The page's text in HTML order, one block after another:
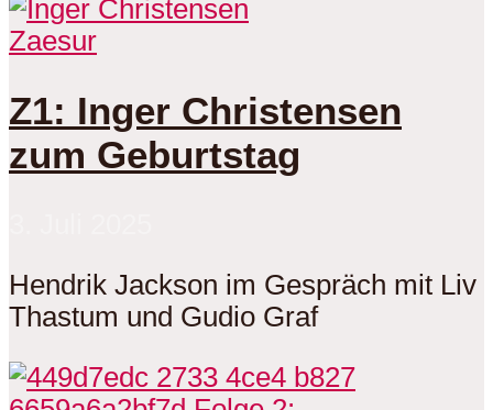
Zaesur
Z1: Inger Christensen
zum Geburtstag
Hendrik Jackson im Gespräch mit Liv
Thastum und Gudio Graf